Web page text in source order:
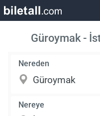
Güroymak -
Nereden
Nereye